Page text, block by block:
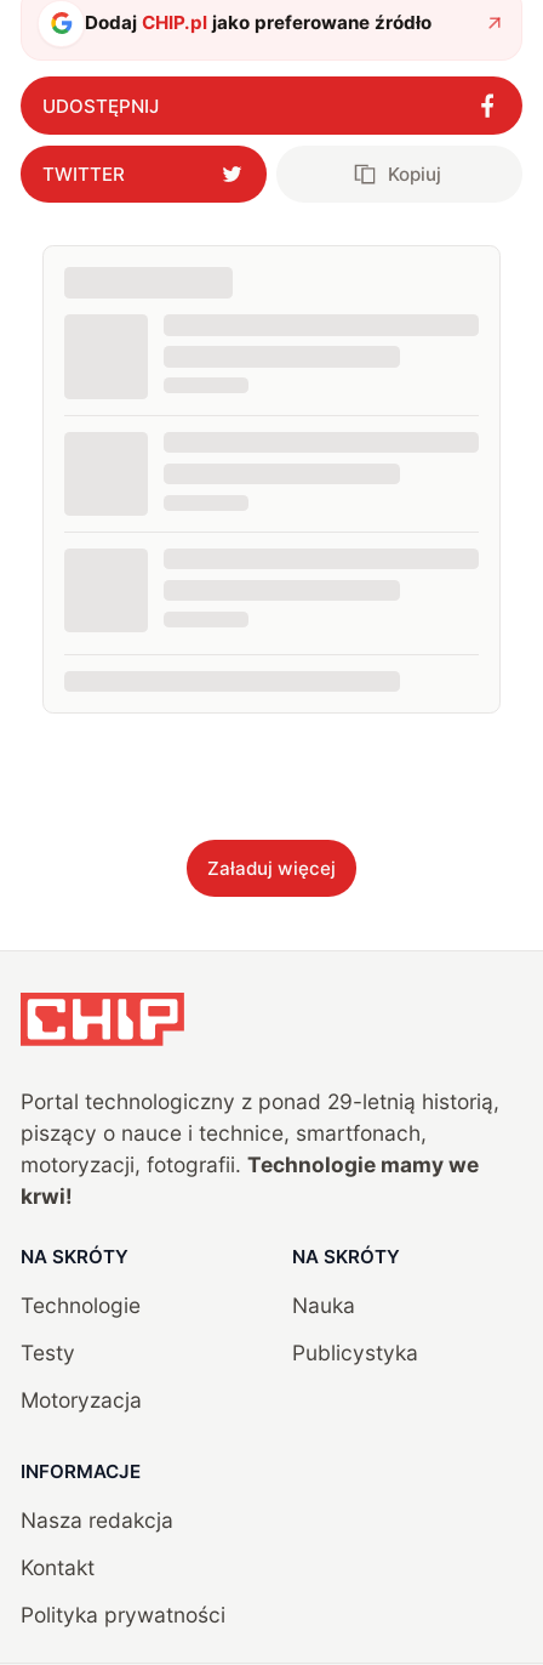
DodajCHIP.pl jako preferowane źródło
UDOSTĘPNIJ
TWITTER Kopiuj
Załaduj więcej
Portal technologiczny z ponad 29-letnią historią,
piszący o nauce i technice, smartfonach,
motoryzacji, fotografii. Technologie mamy we
krwi!
NA SKRÓTY
Technologie
Testy
Motoryzacja
NA SKRÓTY
Nauka
Publicystyka
INFORMACJE
Nasza redakcja
Kontakt
Polityka prywatności